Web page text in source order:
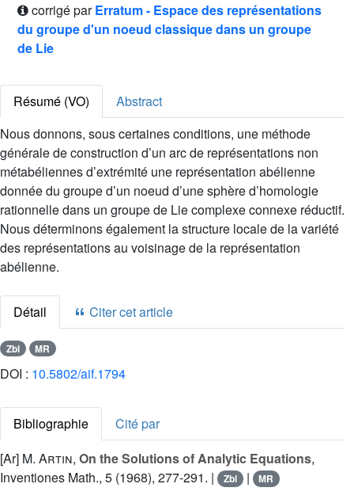
corrigé parErratum - Espace des représentations
du groupe d'un noeud classique dans un groupe
de Lie
Résumé (VO)
Abstract
Nous donnons, sous certaines conditions, une méthode
générale de construction d’un arc de représentations non
métabéliennes d’extrémité une représentation abélienne
donnée du groupe d’un noeud d’une sphère d’homologie
rationnelle dans un groupe de Lie complexe connexe réductif.
Nous déterminons également la structure locale de la variété
des représentations au voisinage de la représentation
abélienne.
Détail Citer cet article
Zbl MR
DOI : 10.5802/aif.1794
Bibliographie
Cité par
[Ar] M. Artin, On the Solutions of Analytic Equations,
Inventiones Math., 5 (1968), 277-291. |
Zbl | MR